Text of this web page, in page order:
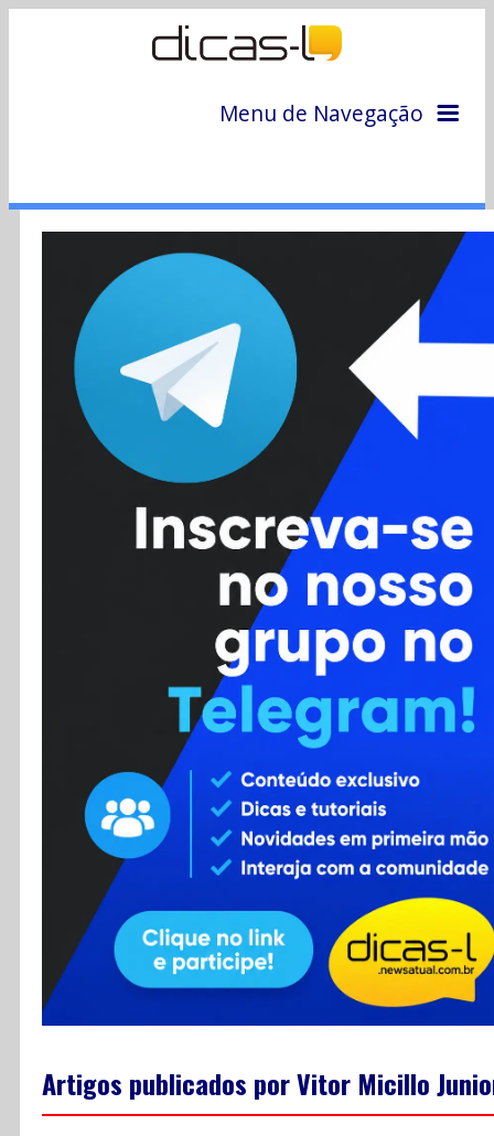
Menu de Navegação
Colunas
Colaboradores
Cursos
Enviar Dica
Contato
RSS
Artigos publicados por Vitor Micillo